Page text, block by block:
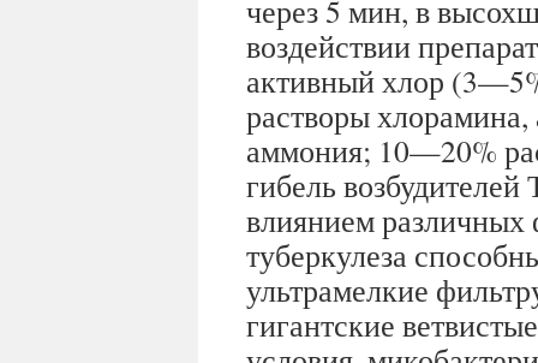
через 5 мин, в
воздействии
активный хлор
растворы
аммония; 10—20%
гибель
влиянием различных
туберкулеза
ультрамелкие
гигантские